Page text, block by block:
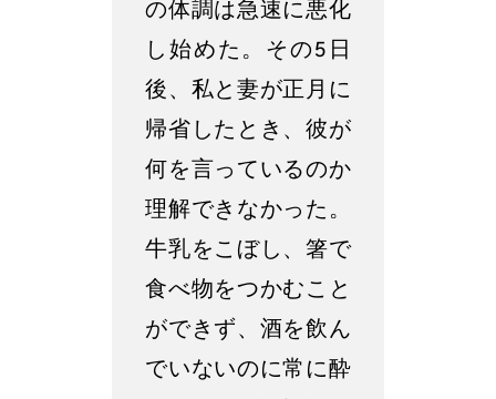
の体調は急速に悪化
し始めた。その5日
後、私と妻が正月に
帰省したとき、彼が
何を言っているのか
理解できなかった。
牛乳をこぼし、箸で
食べ物をつかむこと
ができず、酒を飲ん
でいないのに常に酔